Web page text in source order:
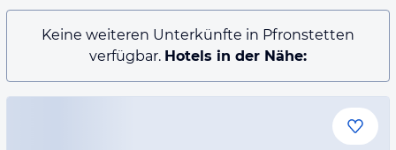
Keine weiteren Unterkünfte in Pfronstetten
verfügbar. Hotels in der Nähe: